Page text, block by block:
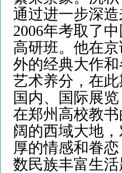
通过进一步深
2006年考取了
高研班。他在
外的经典大作
艺术养分，在
国内、国际展
在郑州高校教
阔的西域大地
厚的情感和眷
数民族丰富生